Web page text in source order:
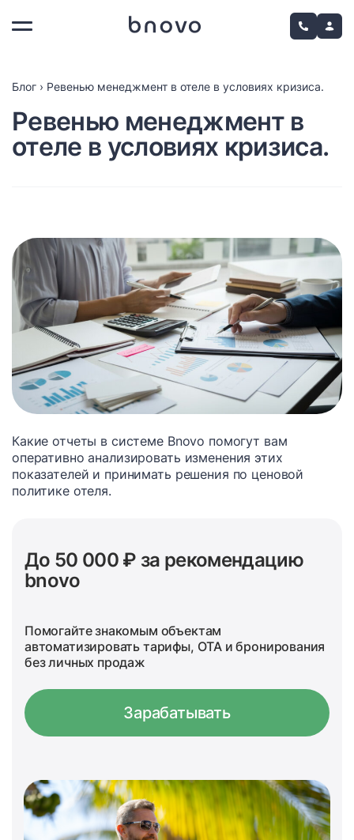
Блог › Ревенью менеджмент в отеле в условиях кризиса.
Ревенью менеджмент в
отеле в условиях кризиса.
Какие отчеты в системе Bnovo помогут вам
оперативно анализировать изменения этих
показателей и принимать решения по ценовой
политике отеля.
До 50 000 ₽ за рекомендацию
bnovo
Помогайте знакомым объектам
автоматизировать тарифы, OTA и бронирования
без личных продаж
Зарабатывать